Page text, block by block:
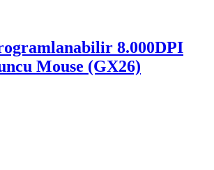
8.000DPI
Mouse (GX26)